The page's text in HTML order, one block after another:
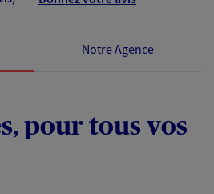
Notre Agence
pour tous vos